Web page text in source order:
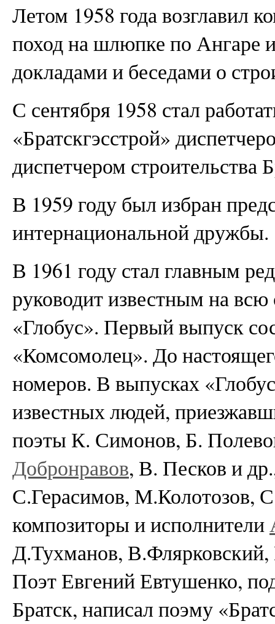
Летом 1958 года возглавил
поход на шлюпке по Ангаре
докладами и беседами о
С сентября 1958 стал
«Братскгэсстрой»
диспетчером строительства
В 1959 году был избран
интернациональной дружбы.
В 1961 году стал главным
руководит известным на
«Глобус». Первый выпуск
«Комсомолец». До
номеров. В выпусках
известных людей,
поэты К. Симонов, Б.
Добронравов, В. Песков и
С.Герасимов, М.Колотозов,
композиторы и исполнители
Д.Тухманов,
Поэт Евгений Евтушенко,
Братск, написал поэму